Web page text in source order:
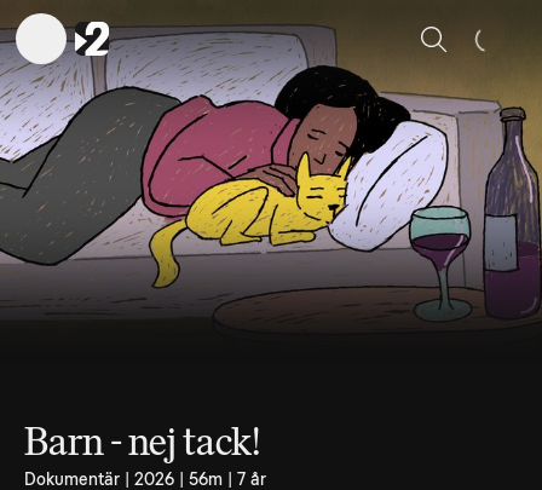
Sök
Barn - nej tack!
Dokumentär | 2026 | 56m | 7 år